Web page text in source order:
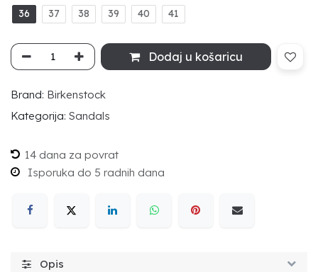
36
37 38 39 40 41
Dodaj u košaricu
Brand: Birkenstock
Kategorija: Sandals
14 dana za povrat
Isporuka do 5 radnih dana
Opis